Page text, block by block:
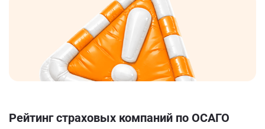
Рейтинг страховых компаний по ОСАГО